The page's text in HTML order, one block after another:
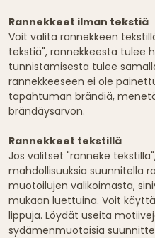
Rannekkeet ilman tekstiä
Voit valita rannekkeen
tekstiä", rannekkeesta tulee
tunnistamisesta tulee
rannekkeeseen ei ole
tapahtuman brändiä,
brändäysarvon.
Rannekkeet tekstillä
Jos valitset "ranneke
mahdollisuuksia suunnitella
muotoilujen valikoimasta,
mukaan luettuina. Voit
lippuja. Löydät useita
sydämenmuotoisia